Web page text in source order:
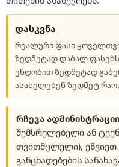
დასკვნა
რეალური ფასი
ზედმეტად დაბალ ფასებს
ენდობით ზედმეტად
ასახელებენ ზედმეტ
რჩევა
შემსრულებელი ან
თვითმცლელი), ეწვიეთ
განცხადებების